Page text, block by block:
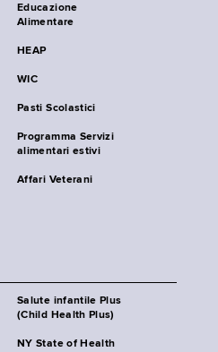
Educazione
Alimentare
HEAP
WIC
Pasti Scolastici
Programma Servizi
alimentari estivi
Affari Veterani
Salute infantile Plus
(Child Health Plus)
NY State of Health